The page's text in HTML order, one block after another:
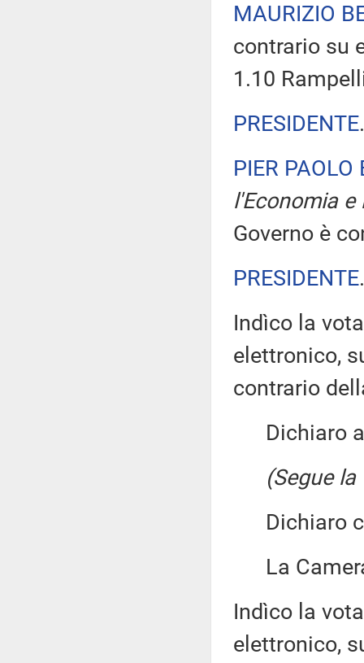
MAURIZIO
contrario su
1.10
PRESIDENTE
PIER PAOLO
l'Economia e
Governo è
PRESIDENTE
Indìco la
elettronico,
contrario
Dichiaro
(Segue
Dichiaro
La
Indìco la
elettronico,